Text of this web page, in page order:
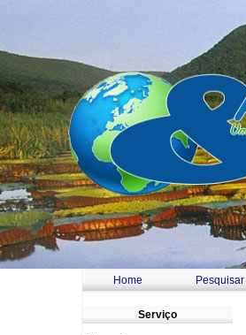
Home Pesquisar
Serviço